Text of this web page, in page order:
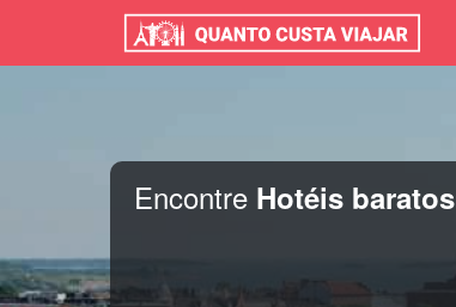
Encontre Hotéis baratos